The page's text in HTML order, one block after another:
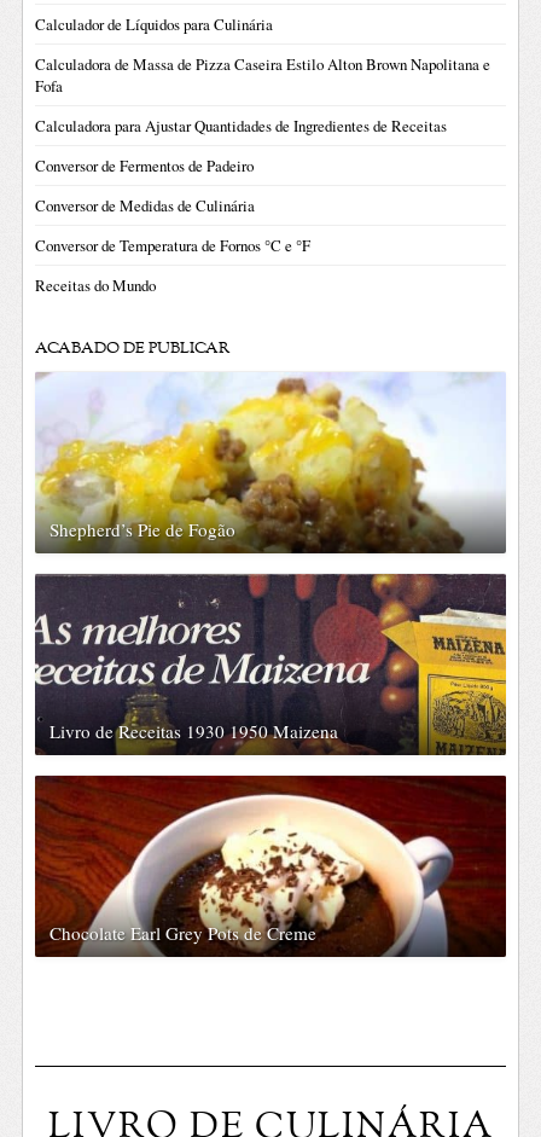
Calculador de Líquidos para Culinária
Calculadora de Massa de Pizza Caseira Estilo Alton Brown Napolitana e
Fofa
Calculadora para Ajustar Quantidades de Ingredientes de Receitas
Conversor de Fermentos de Padeiro
Conversor de Medidas de Culinária
Conversor de Temperatura de Fornos °C e °F
Receitas do Mundo
ACABADO DE PUBLICAR
Shepherd’s Pie de Fogão
Livro de Receitas 1930 1950 Maizena
Chocolate Earl Grey Pots de Creme